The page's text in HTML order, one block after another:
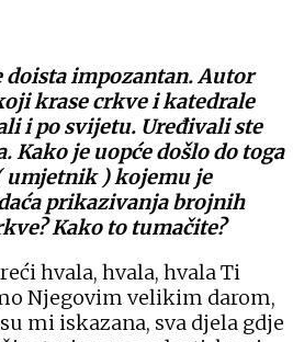
doista impozantan. Autor
krase crkve i katedrale
i po svijetu. Uređivali ste
Kako je uopće došlo do toga
umjetnik ) kojemu je
prikazivanja brojnih
Kako to tumačite?
hvala, hvala, hvala Ti
Njegovim velikim darom,
mi iskazana, sva djela gdje